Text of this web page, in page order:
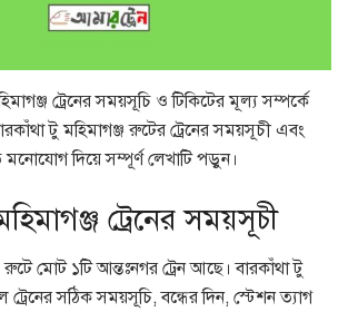
ট্রেনের সময়সূচি ও টিকিটের মূল্য সম্পর্কে
টু মহিমাগঞ্জ রুটের ট্রেনের সময়সূচী এবং
দিয়ে সম্পূর্ণ লেখাটি পড়ুন।
ট্রেনের সময়সূচী
রুটে মোট ১টি আন্তঃনগর ট্রেন আছে। বারকাঁথা টু
সঠিক সময়সূচি, বন্ধের দিন, স্টেশন ত্যাগ